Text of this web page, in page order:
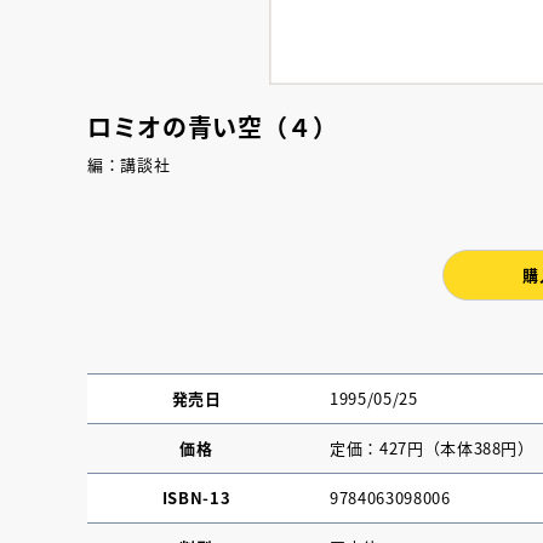
ロミオの青い空（４）
編：講談社
発売日 1995/05/25
価格 定価：427円（本体388円）
ISBN-13 9784063098006